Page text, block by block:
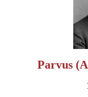
Parvus